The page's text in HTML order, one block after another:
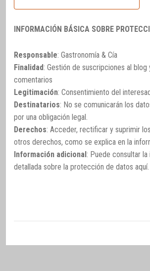
INFORMACIÓN BÁSICA SOBRE
Responsable: Gastronomía & Cía
Finalidad: Gestión de suscripciones al
comentarios
Legitimación: Consentimiento del
Destinatarios: No se comunicarán los
por una obligación legal.
Derechos: Acceder, rectificar y suprimir
otros derechos, como se explica en la
Información adicional : Puede consultar la
detallada sobre la protección de datos aquí.